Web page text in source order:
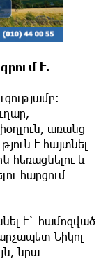
է.
առանց
է հայտնել
հեռացնելու և
հարցում
է` համոզված
Նիկոլ
նրա